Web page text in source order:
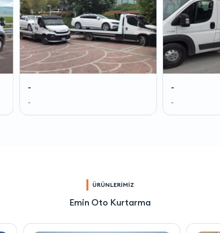
ÜRÜNLERİMİZ
Emin Oto Kurtarma